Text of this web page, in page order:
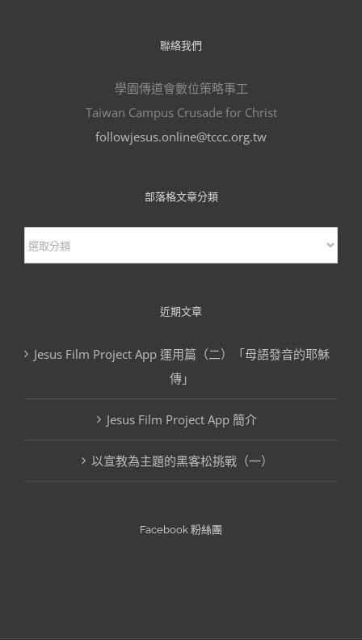
聯絡我們
學園傳道會數位策略事工
Taiwan Campus Crusade for Christ
followjesus.online@tccc.org.tw
部落格文章分類
部
落
分
近期文章
Jesus Film Project App 運用篇（二）「母語發音的耶穌
傳」
Jesus Film Project App 簡介
以宣教為主題的黑客松挑戰（一）
Facebook 粉絲團